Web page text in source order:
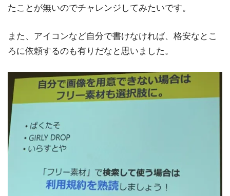
たことが無いのでチャレンジしてみたいです。
また、アイコンなど自分で書けなければ、格安なとこ
ろに依頼するのも有りだなと思いました。